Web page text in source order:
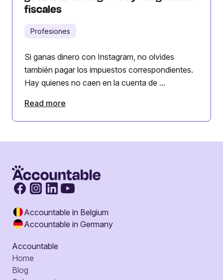
fiscales
Profesiones
Si ganas dinero con Instagram, no olvides
también pagar los impuestos correspondientes.
Hay quienes no caen en la cuenta de ...
Read more
Accountable in Belgium
Accountable in Germany
Accountable
Home
Blog